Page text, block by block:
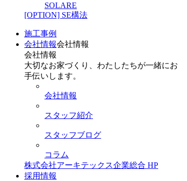
SOLARE
[OPTION] SE構法
施工事例
会社情報会社情報
会社情報
大切なお家づくり、わたしたちが一緒にお
手伝いします。
会社情報
スタッフ紹介
スタッフブログ
コラム
株式会社アーキテックス企業総合 HP
採用情報